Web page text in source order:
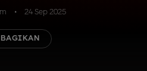
24 Sep 2025
BAGIKAN